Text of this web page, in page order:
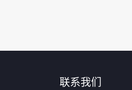
联系我们